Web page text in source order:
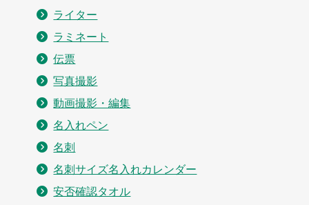
ライター
ラミネート
伝票
写真撮影
動画撮影・編集
名入れペン
名刺
名刺サイズ名入れカレンダー
安否確認タオル